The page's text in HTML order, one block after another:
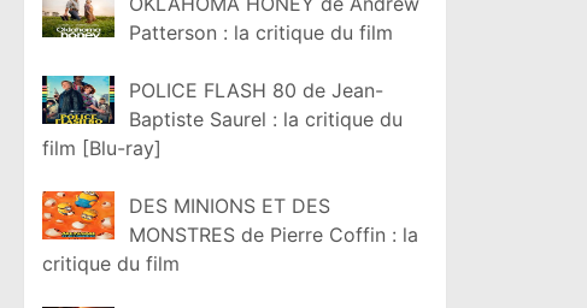
Patterson : la critique du film
POLICE FLASH 80 de Jean-
Baptiste Saurel : la critique du
film [Blu-ray]
DES MINIONS ET DES
MONSTRES de Pierre Coffin : la
critique du film